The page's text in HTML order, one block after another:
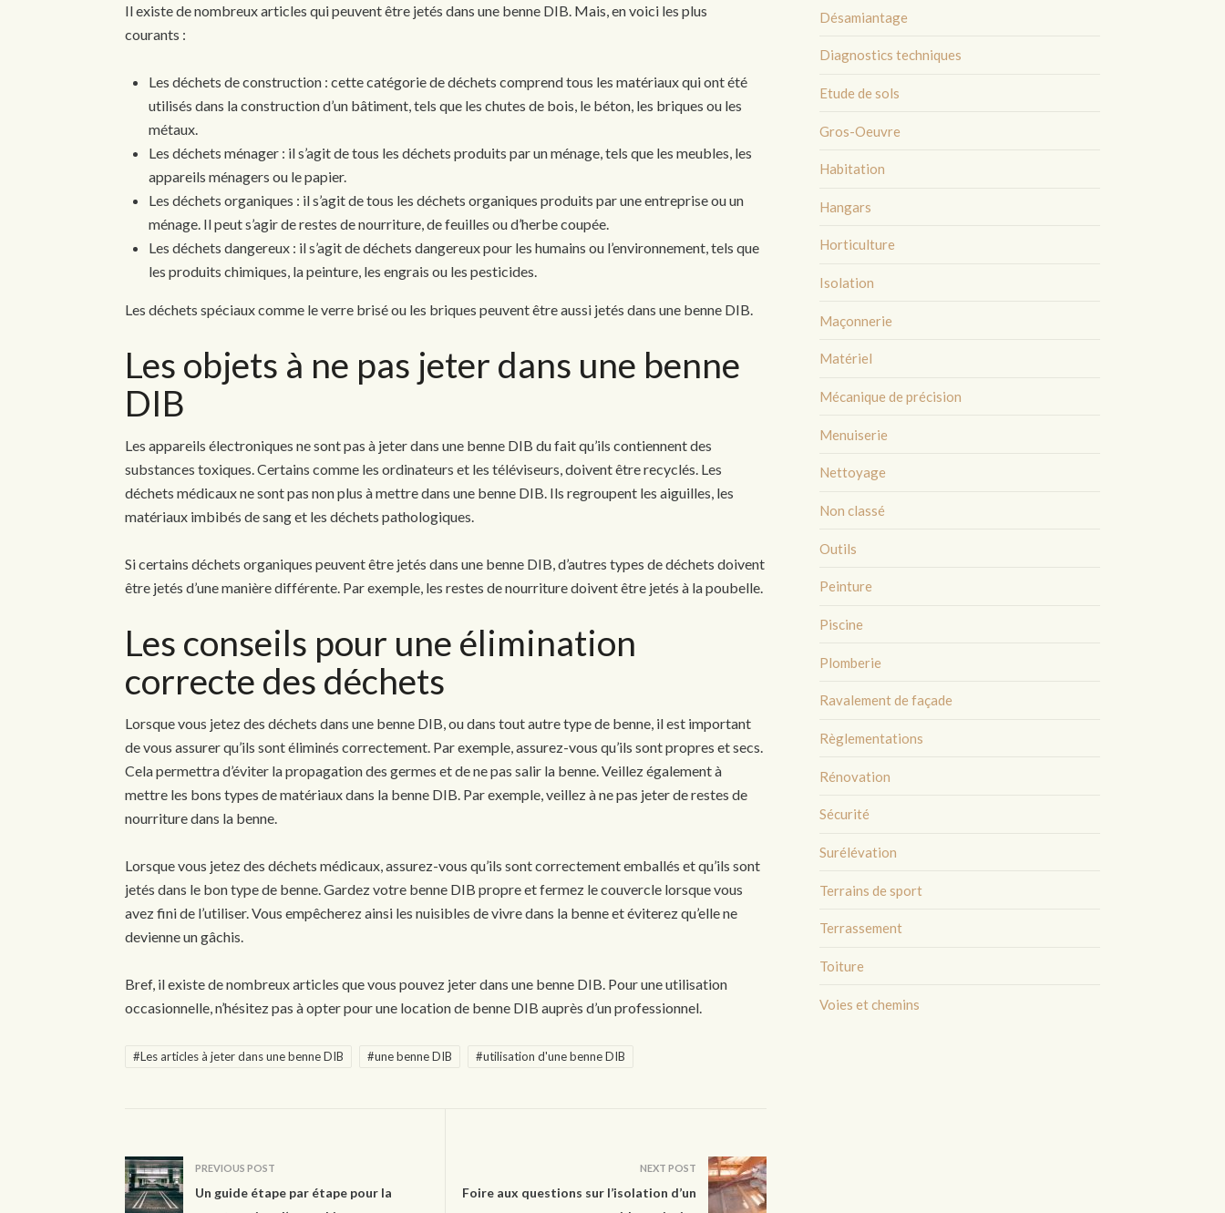
Il existe de nombreux articles qui peuvent être jetés dans une benne DIB. Mais, en voici les plus
courants :
Les déchets de construction : cette catégorie de déchets comprend tous les matériaux qui ont été
utilisés dans la construction d’un bâtiment, tels que les chutes de bois, le béton, les briques ou les
métaux.
Les déchets ménager : il s’agit de tous les déchets produits par un ménage, tels que les meubles, les
appareils ménagers ou le papier.
Les déchets organiques : il s’agit de tous les déchets organiques produits par une entreprise ou un
ménage. Il peut s’agir de restes de nourriture, de feuilles ou d’herbe coupée.
Les déchets dangereux : il s’agit de déchets dangereux pour les humains ou l’environnement, tels que
les produits chimiques, la peinture, les engrais ou les pesticides.
Les déchets spéciaux comme le verre brisé ou les briques peuvent être aussi jetés dans une benne DIB.
Les objets à ne pas jeter dans une benne
DIB
Les appareils électroniques ne sont pas à jeter dans une benne DIB du fait qu’ils contiennent des
substances toxiques. Certains comme les ordinateurs et les téléviseurs, doivent être recyclés. Les
déchets médicaux ne sont pas non plus à mettre dans une benne DIB. Ils regroupent les aiguilles, les
matériaux imbibés de sang et les déchets pathologiques.
Si certains déchets organiques peuvent être jetés dans une benne DIB, d’autres types de déchets doivent
être jetés d’une manière différente. Par exemple, les restes de nourriture doivent être jetés à la poubelle.
Les conseils pour une élimination
correcte des déchets
Lorsque vous jetez des déchets dans une benne DIB, ou dans tout autre type de benne, il est important
de vous assurer qu’ils sont éliminés correctement. Par exemple, assurez-vous qu’ils sont propres et secs.
Cela permettra d’éviter la propagation des germes et de ne pas salir la benne. Veillez également à
mettre les bons types de matériaux dans la benne DIB. Par exemple, veillez à ne pas jeter de restes de
nourriture dans la benne.
Lorsque vous jetez des déchets médicaux, assurez-vous qu’ils sont correctement emballés et qu’ils sont
jetés dans le bon type de benne. Gardez votre benne DIB propre et fermez le couvercle lorsque vous
avez fini de l’utiliser. Vous empêcherez ainsi les nuisibles de vivre dans la benne et éviterez qu’elle ne
devienne un gâchis.
Bref, il existe de nombreux articles que vous pouvez jeter dans une benne DIB. Pour une utilisation
occasionnelle, n’hésitez pas à opter pour une location de benne DIB auprès d’un professionnel.
#Les articles à jeter dans une benne DIB #une benne DIB #utilisation d'une benne DIB
PREVIOUS POST
Un guide étape par étape pour la
NEXT POST
Foire aux questions sur l’isolation d’un
Désamiantage
Diagnostics techniques
Etude de sols
Gros-Oeuvre
Habitation
Hangars
Horticulture
Isolation
Maçonnerie
Matériel
Mécanique de précision
Menuiserie
Nettoyage
Non classé
Outils
Peinture
Piscine
Plomberie
Ravalement de façade
Règlementations
Rénovation
Sécurité
Surélévation
Terrains de sport
Terrassement
Toiture
Voies et chemins